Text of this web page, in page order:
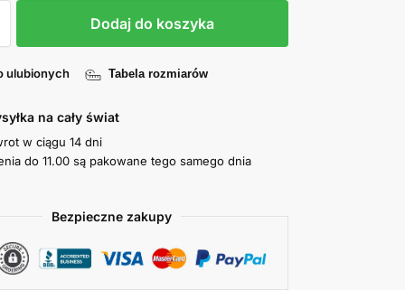
Dodaj do koszyka
ulubionych Tabela rozmiarów
na cały świat
w ciągu 14 dni
do 11.00 są pakowane tego samego dnia
Bezpieczne zakupy